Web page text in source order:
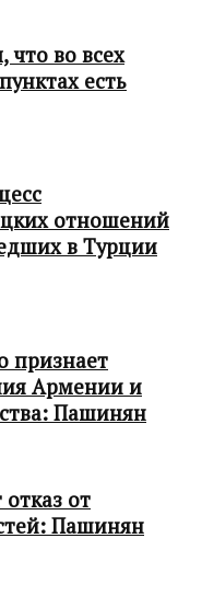
что во всех
есть
отношений
в Турции
признает
Армении и
Пашинян
от
Пашинян